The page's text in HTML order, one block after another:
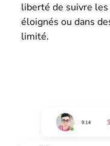
liberté de suivre
éloignés ou dans
limité.